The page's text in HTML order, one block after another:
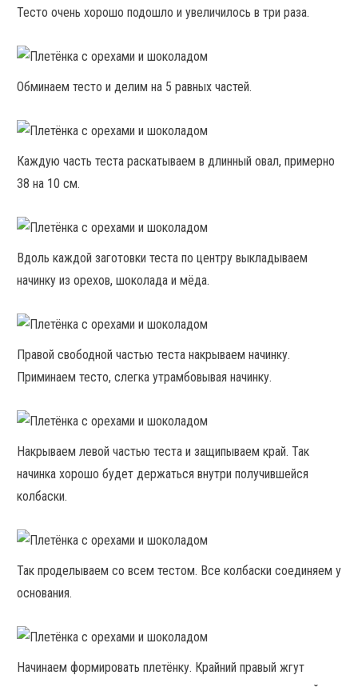
Тесто очень хорошо подошло и увеличилось в три раза.
Обминаем тесто и делим на 5 равных частей.
Каждую часть теста раскатываем в длинный овал, примерно
38 на 10 см.
Вдоль каждой заготовки теста по центру выкладываем
начинку из орехов, шоколада и мёда.
Правой свободной частью теста накрываем начинку.
Приминаем тесто, слегка утрамбовывая начинку.
Накрываем левой частью теста и защипываем край. Так
начинка хорошо будет держаться внутри получившейся
колбаски.
Так проделываем со всем тестом. Все колбаски соединяем у
основания.
Начинаем формировать плетёнку. Крайний правый жгут